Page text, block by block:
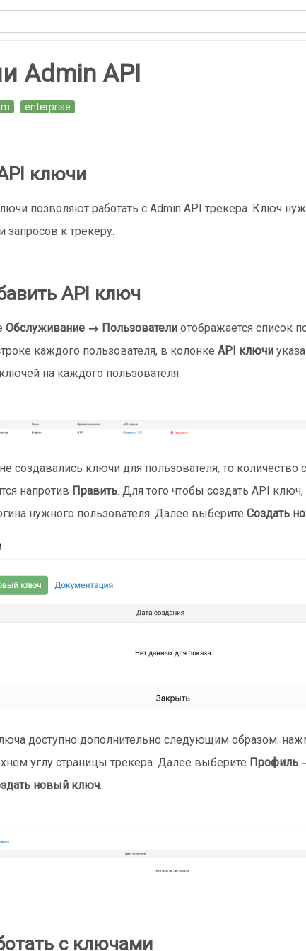
Admin API
enterprise
ключи
позволяют работать с Admin API трекера. Ключ
запросов к трекеру.
API ключ
Обслуживание → Пользователи отображается список
каждого пользователя, в колонке API ключи
на каждого пользователя.
создавались ключи для пользователя, то
напротив Править. Для того чтобы создать API
нужного пользователя. Далее выберите Создать
доступно дополнительно следующим образом:
углу страницы трекера. Далее выберите Профиль
новый ключ.
с ключами